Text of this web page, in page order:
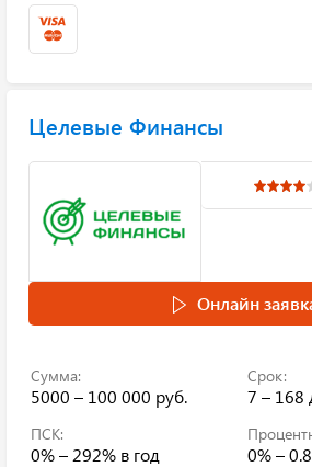
Целевые Финансы
Онлайн
Сумма:
5000 – 100 000 руб.
Срок:
7 – 168
ПСК:
0% – 292% в год 0% –